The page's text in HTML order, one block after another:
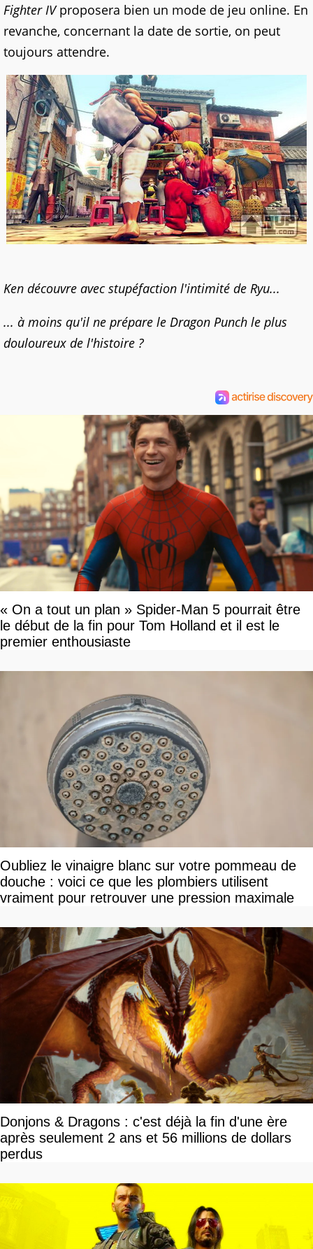
Fighter IVproposera bien un mode de jeu online. En
revanche, concernant la date de sortie, on peut
toujours attendre.
Ken découvre avec stupéfaction l'intimité de Ryu...
... à moins qu'il ne prépare le Dragon Punch le plus
douloureux de l'histoire ?
« On a tout un plan » Spider-Man 5 pourrait être
le début de la fin pour Tom Holland et il est le
premier enthousiaste
Oubliez le vinaigre blanc sur votre pommeau de
douche : voici ce que les plombiers utilisent
vraiment pour retrouver une pression maximale
Donjons & Dragons : c'est déjà la fin d'une ère
après seulement 2 ans et 56 millions de dollars
perdus